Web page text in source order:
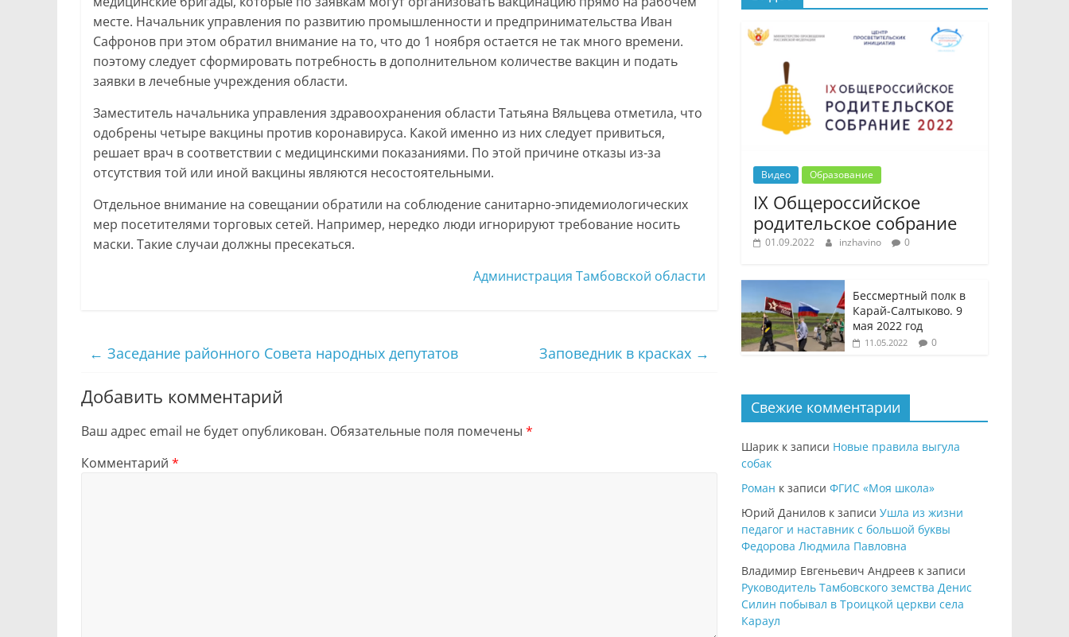
месте. Начальник управления по развитию промышленности и предпринимательства Иван
Сафронов при этом обратил внимание на то, что до 1 ноября остается не так много времени.
поэтому следует сформировать потребность в дополнительном количестве вакцин и подать
заявки в лечебные учреждения области.
Заместитель начальника управления здравоохранения области Татьяна Вяльцева отметила, что
одобрены четыре вакцины против коронавируса. Какой именно из них следует привиться,
решает врач в соответствии с медицинскими показаниями. По этой причине отказы из-за
отсутствия той или иной вакцины являются несостоятельными.
Отдельное внимание на совещании обратили на соблюдение санитарно-эпидемиологических
мер посетителями торговых сетей. Например, нередко люди игнорируют требование носить
маски. Такие случаи должны пресекаться.
Администрация Тамбовской области
← Заседание районного Совета народных депутатов Заповедник в красках →
Добавить комментарий
Ваш адрес email не будет опубликован. Обязательные поля помечены *
Комментарий *
Видео Образование
IX Общероссийское
родительское собрание
01.09.2022 inzhavino 0
Бессмертный полк в
Карай-Салтыково. 9
мая 2022 год
11.05.2022 0
Свежие комментарии
Шарик к записи Новые правила выгула
собак
Роман к записи ФГИС «Моя школа»
Юрий Данилов к записи Ушла из жизни
педагог и наставник с большой буквы
Федорова Людмила Павловна
Владимир Евгеньевич Андреев к записи
Руководитель Тамбовского земства Денис
Силин побывал в Троицкой церкви села
Караул